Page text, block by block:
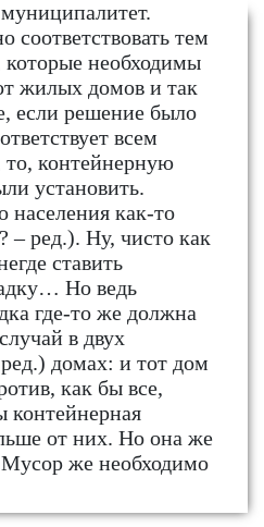
тем
необходимы
жилых домов и так
если решение было
всем
контейнерную
установить.
населения как-то
– ред.). Ну, чисто как
ставить
Но ведь
где-то же должна
в двух
домах: и тот дом
как бы все,
контейнерная
от них. Но она же
же необходимо